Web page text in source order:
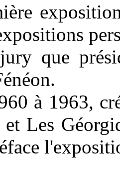
que
à 1963,
Les